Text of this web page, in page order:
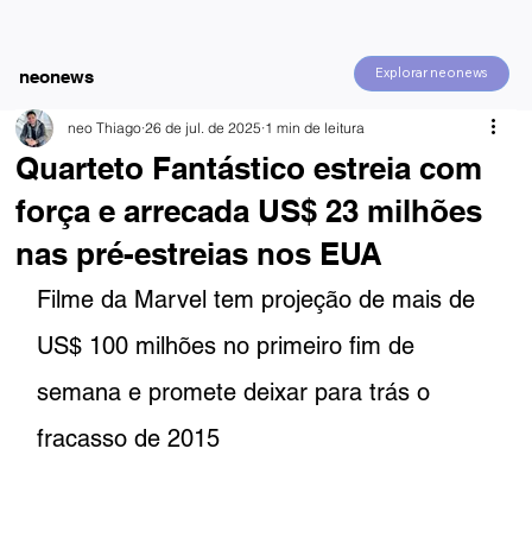
Explorar neonews
neonews
Quarteto Fantástico estreia com
força e arrecada US$ 23 milhões
nas pré-estreias nos EUA
neo Thiago 26 de jul. de 2025 1 min de leitura
Filme da Marvel tem projeção de mais de
US$ 100 milhões no primeiro fim de
semana e promete deixar para trás o
fracasso de 2015